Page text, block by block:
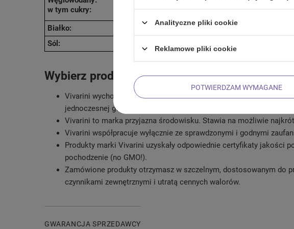
w tym cukry:
Białko:
Sól:
Wybierz produkty marki Vivarini!
Vivarini wychodzi naprzeciw oczekiwaniom konsumentów –
jednoczesnej gwarancji wysokiej jakości, sprawdzonego
Vivarini to marka przyjazna środowisku. Stawia na możliwie
Vivarini współpracuje wyłącznie ze sprawdzonymi i godnymi
Produkty marki Vivarini uzyskały odpowiednie certyfikaty jakości
pochodzenie (no GMO!).
Zamówione produkty otrzymasz w szczelnym, dostosowanym do
czynnikami zewnętrznymi i utratą cennych walorów.
GWARANCJA SPRZEDAWCY
Analityczne pliki cookie
Reklamowe pliki cookie
POTWIERDZAM WYMAGANE